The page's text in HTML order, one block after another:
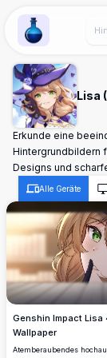
Wallpaper
Lisa
Erkunde eine
Hintergrundbildern
Designs und
Alle Geräte
Genshin Impact Lisa
Wallpaper
Atemberaubendes